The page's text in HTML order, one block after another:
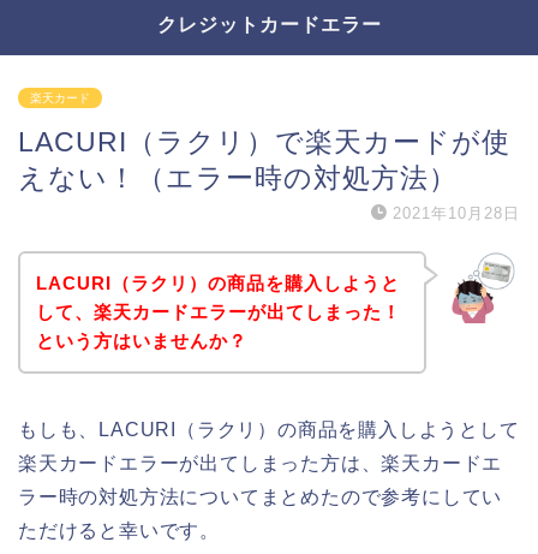
クレジットカードエラー
楽天カード
LACURI（ラクリ）で楽天カードが使
えない！（エラー時の対処方法）
2021年10月28日
LACURI（ラクリ）の商品を購入しようと
して、楽天カードエラーが出てしまった！
という方はいませんか？
もしも、LACURI（ラクリ）の商品を購入しようとして
楽天カードエラーが出てしまった方は、楽天カードエ
ラー時の対処方法についてまとめたので参考にしてい
ただけると幸いです。